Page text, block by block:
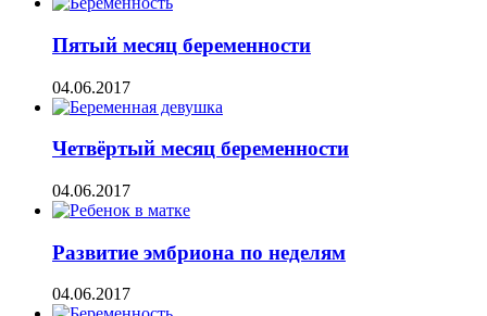
Пятый месяц беременности
04.06.2017
Четвёртый месяц беременности
04.06.2017
Развитие эмбриона по неделям
04.06.2017